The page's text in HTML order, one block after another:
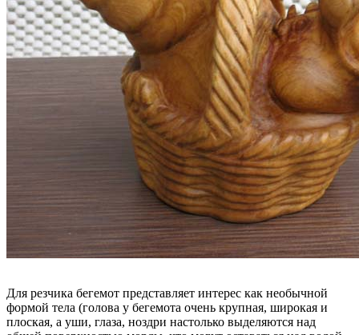
Для резчика бегемот представляет интерес как необычной
формой тела (голова у бегемота очень крупная, широкая и
плоская, а уши, глаза, ноздри настолько выделяются над